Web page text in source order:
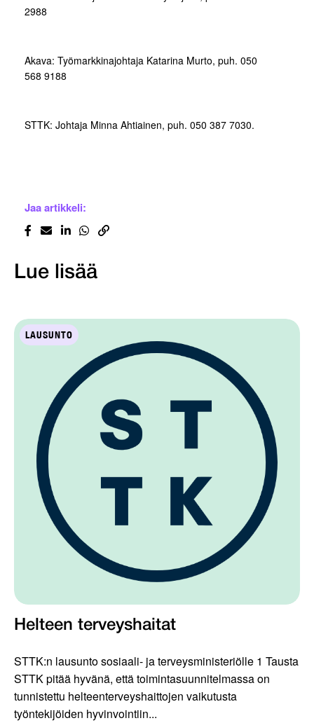
2988
Akava: Työmarkkinajohtaja Katarina Murto, puh. 050
568 9188
STTK: Johtaja Minna Ahtiainen, puh. 050 387 7030.
Jaa artikkeli:
Lue lisää
LAUSUNTO
Helteen terveyshaitat
STTK:n lausunto sosiaali- ja terveysministeriölle 1 Tausta
STTK pitää hyvänä, että toimintasuunnitelmassa on
tunnistettu helteenterveyshaittojen vaikutusta
työntekijöiden hyvinvointiin...